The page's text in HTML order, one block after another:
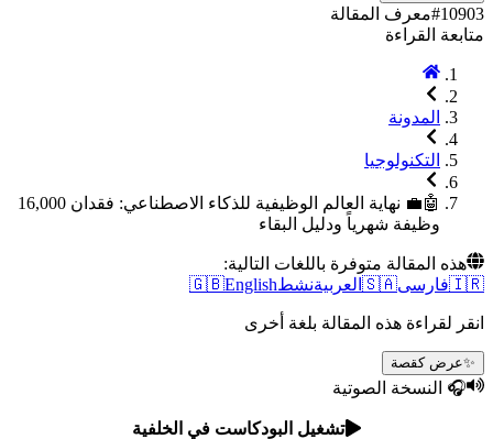
#معرف المقالة
القراءة
المدونة
التكنولوجيا
🤖💼 نهاية العالم الوظيفية للذكاء الاصطناعي: فقدان 16,000
وظيفة شهرياً ودليل البقاء
المقالة متوفرة باللغات التالية:
فارسی🇸🇦 العربية نشط 🇬🇧English
هذه المقالة بلغة أخرى
كقصة
الصوتية
تشغيل البودكاست في الخلفية